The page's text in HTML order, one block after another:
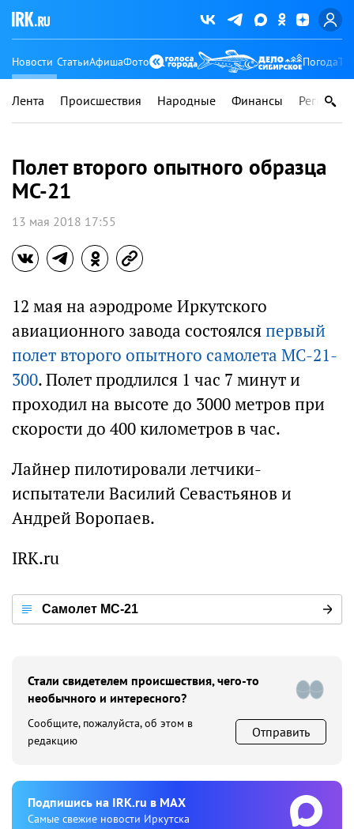
Новости СтатьиАфишаФото Погода
Лента Происшествия Народные Финансы Регионы
Полет второго опытного образца
МС-21
13 мая 2018 17:55
12 мая на аэродроме Иркутского
авиационного завода состоялсяпервый
полет второго опытного самолета МС-21-
300. Полет продлился 1 час 7 минут и
проходил на высоте до 3000 метров при
скорости до 400 километров в час.
Лайнер пилотировали летчики-
испытатели Василий Севастьянов и
Андрей Воропаев.
IRK.ru
Самолет МС-21
Стали свидетелем происшествия, чего-то
необычного и интересного?
Сообщите, пожалуйста, об этом в
редакцию
Отправить
Подпишиcь на IRK.ru в MAX
Cамые свежие новости Иркутска